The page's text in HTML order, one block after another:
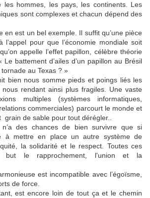
les hommes, les pays, les continents. Les
sont complexes et chacun dépend des
en est un bel exemple. Il suffit qu’une pièce
l’appel pour que l’économie mondiale soit
appelle l’effet papillon, célèbre théorie
battement d’ailes d’un papillon au Brésil
au Texas ? »
bien nous somme pieds et poings liés les
rendant ainsi plus fragiles. Une vaste
multiples (systèmes informatiques,
commerciales) parcourt le monde et
grain de sable pour tout dérégler..
des chances de bien survivre que si
à mettre en place un autre système de
la solidarité et le respect. Toutes ces
but le rapprochement, l'union et la
est incompatible avec l’égoïsme,
de force.
est encore loin de tout ça et le chemin